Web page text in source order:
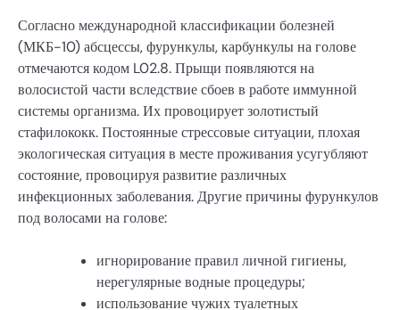
Согласно международной классификации болезней
(МКБ-10) абсцессы, фурункулы, карбункулы на голове
отмечаются кодом L02.8. Прыщи появляются на
волосистой части вследствие сбоев в работе иммунной
системы организма. Их провоцирует золотистый
стафилококк. Постоянные стрессовые ситуации, плохая
экологическая ситуация в месте проживания усугубляют
состояние, провоцируя развитие различных
инфекционных заболевания. Другие причины фурункулов
под волосами на голове:
игнорирование правил личной гигиены,
нерегулярные водные процедуры;
использование чужих туалетных